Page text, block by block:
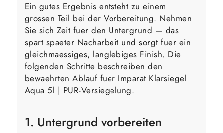
Ein gutes Ergebnis entsteht zu einem
grossen Teil bei der Vorbereitung. Nehmen
Sie sich Zeit fuer den Untergrund — das
spart spaeter Nacharbeit und sorgt fuer ein
gleichmaessiges, langlebiges Finish. Die
folgenden Schritte beschreiben den
bewaehrten Ablauf fuer Imparat Klarsiegel
Aqua 5l | PUR-Versiegelung.
1. Untergrund vorbereiten